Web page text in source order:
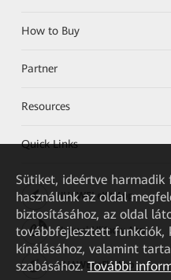
How to Buy
Partner
Resources
Quick Links
HUAWEI eKit App
Huawei HiKnow App
HUAWEI eFly App
Sütiket, ideértve
használunk az oldal
biztosításához, az oldal
továbbfejlesztett funkciók,
kínálásához, valamint
szabásához. További